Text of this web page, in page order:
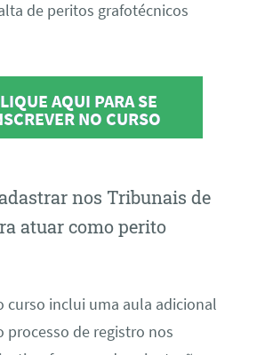
de peritos grafotécnicos
AQUI PARA SE
NO CURSO
nos Tribunais de
atuar como perito
curso inclui uma aula adicional
processo de registro nos